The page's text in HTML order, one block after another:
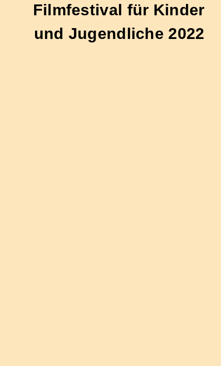
Filmfestival für Kinder
und Jugendliche 2022